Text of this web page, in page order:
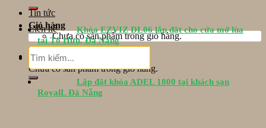
Giỏ hàng
Chưa có sản phẩm trong giỏ hàng.
Giỏ hàng
Chưa có sản phẩm trong giỏ hàng.
Tin tức
Liên hệ
Tìm
kiếm:
Khóa EZVIZ DL06 lắp đặt cho cửa mở lùa
tại Tố Hữu, Đà Nẵng
Lắp đặt khóa ADEL 1800 tại khách sạn
RoyalL Đà Nẵng